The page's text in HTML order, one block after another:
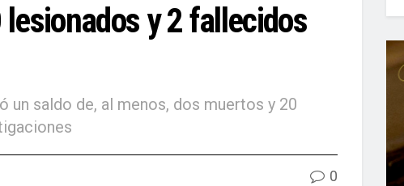
y 2 fallecidos
un saldo de, al menos, dos muertos y 20
0